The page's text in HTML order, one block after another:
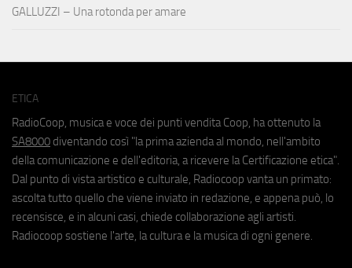
GALLUZZI – Una rotonda per amare
ETICA
RadioCoop, musica e voce dei punti vendita Coop, ha ottenuto la
SA8000 diventando così "la prima azienda al mondo, nell'ambito
della comunicazione e dell'editoria, a ricevere la Certificazione etica".
Dal punto di vista artistico e culturale, Radiocoop vanta un primato:
ascolta tutto quello che viene inviato in redazione, e appena può, lo
recensisce, e in alcuni casi, chiede collaborazione agli artisti.
Radiocoop sostiene l'arte, la cultura e la musica di ogni genere.